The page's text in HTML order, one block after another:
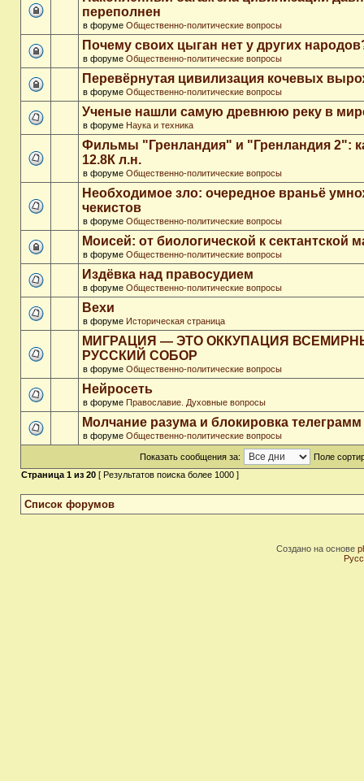
переполнен
в форуме Общественно-политические вопросы
Почему своих цыган нет у других
в форуме Общественно-политические вопросы
Перевёрнутая цивилизация кочевых
в форуме Общественно-политические вопросы
Ученые нашли самую древнюю реку в
в форуме Наука и техника
Фильмы "Гренландия" и "Гренландия 2":
12.8К л.н.
в форуме Общественно-политические вопросы
Необходимое зло: очередное враньё
чекистов
в форуме Общественно-политические вопросы
Моисей: от биологической к сектантской
в форуме Общественно-политические вопросы
Издёвка над правосудием
в форуме Общественно-политические вопросы
Вехи
в форуме Историческая страница
МИГРАЦИЯ — ЭТО ОККУПАЦИЯ
РУССКИЙ СОБОР
в форуме Общественно-политические вопросы
Нейросеть
в форуме Православие. Духовные вопросы
Молчание разума и блокировка телеграмм
в форуме Общественно-политические вопросы
Показать сообщения за:
Поле
Страница 1 из 20 [ Результатов поиска более 1000 ]
Список форумов
Создано на основе